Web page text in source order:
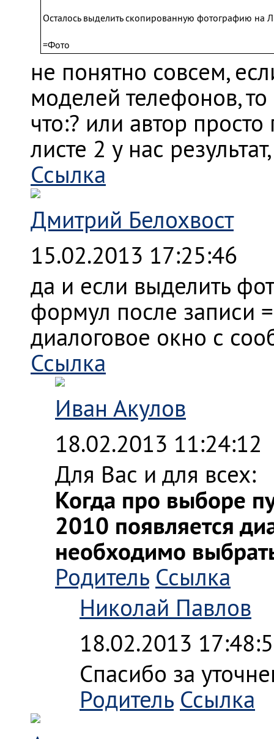
Осталось выделить скопированную фотографию на
=Фото
не понятно совсем,
моделей телефонов,
что:? или автор
листе 2 у нас
Ссылка
Дмитрий Белохвост
15.02.2013 17:25:46
да и если выделить
формул после записи
диалоговое окно с
Ссылка
Иван Акулов
18.02.2013 11:24:12
Для Вас и для всех:
Когда про выборе
2010 появляется
необходимо
Родитель Ссылка
Николай Павлов
18.02.2013
Спасибо за
Родитель Ссылка